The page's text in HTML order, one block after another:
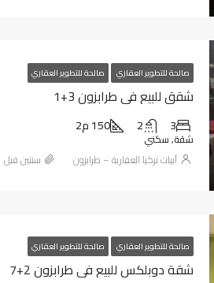
صالحة للتطوير العقاري صالحة للتطوير العقاري
شقق للبيع في طرابزون 3+1
3
2 150 م2
شقة, سكني
أبيات تركيا العقارية – طرابزون ‏سنتين قبل
صالحة للتطوير العقاري صالحة للتطوير العقاري
شقة دوبلكس للبيع في طرابزون 2+7